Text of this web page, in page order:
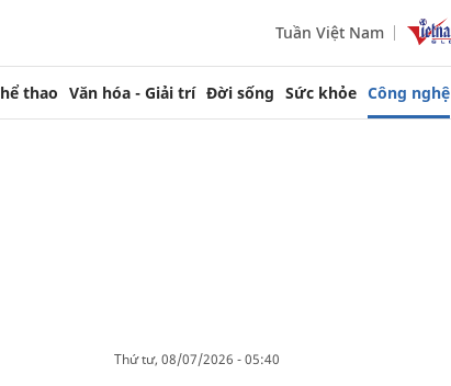
Tuần Việt Nam
thao Văn hóa - Giải trí Đời sống Sức khỏe Công nghệ
thứ tư, 08/07/2026 - 05:40